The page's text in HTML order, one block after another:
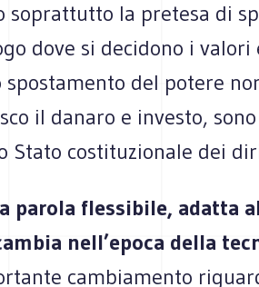
soprattutto la pretesa di
dove si decidono i valori
del potere
il danaro e investo,
Stato costituzionale dei
parola flessibile, adatta
nell’epoca della
cambiamento